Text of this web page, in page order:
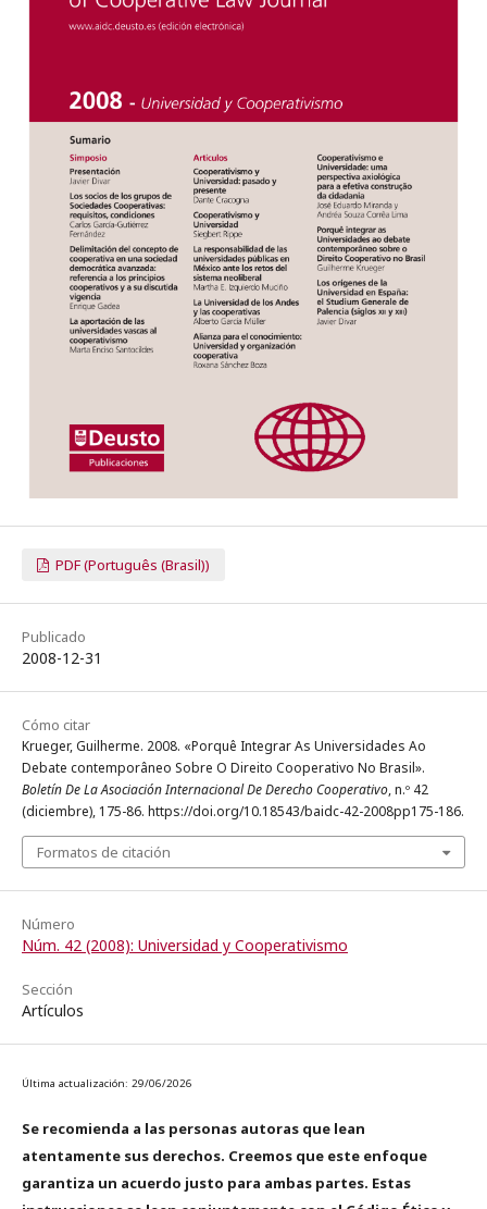
PDF (Português (Brasil))
Publicado
2008-12-31
Cómo citar
Krueger, Guilherme. 2008. «Porquê Integrar As Universidades Ao
Debate contemporâneo Sobre O Direito Cooperativo No Brasil».
Boletín De La Asociación Internacional De Derecho Cooperativo, n.º 42
(diciembre), 175-86. https://doi.org/10.18543/baidc-42-2008pp175-186.
Formatos de citación
Número
Núm. 42 (2008): Universidad y Cooperativismo
Sección
Artículos
Última actualización: 29/06/2026
Se recomienda a las personas autoras que lean
atentamente sus derechos. Creemos que este enfoque
garantiza un acuerdo justo para ambas partes. Estas